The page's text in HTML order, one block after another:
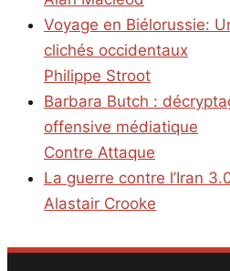
Voyage en Biélorussie:
clichés occidentaux
Philippe Stroot
Barbara Butch :
offensive médiatique
Contre Attaque
La guerre contre l’Iran
Alastair Crooke